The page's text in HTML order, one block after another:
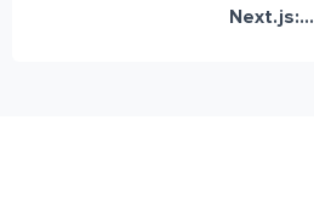
Next.js:...